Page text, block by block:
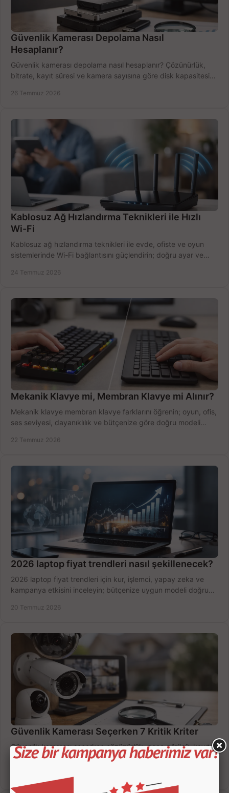
Güvenlik Kamerası Depolama Nasıl
Hesaplanır?
Güvenlik kamerası depolama nasıl hesaplanır? Çözünürlük,
bitrate, kayıt süresi ve kamera sayısına göre disk kapasitesini
26 Temmuz 2026
Kablosuz Ağ Hızlandırma Teknikleri ile Hızlı
Wi-Fi
Kablosuz ağ hızlandırma teknikleri ile evde, ofiste ve oyun
sistemlerinde Wi-Fi bağlantısını güçlendirin; doğru ayar ve
24 Temmuz 2026
Mekanik Klavye mi, Membran Klavye mi Alınır?
Mekanik klavye membran klavye farklarını öğrenin; oyun, ofis,
ses seviyesi, dayanıklılık ve bütçenize göre doğru modeli
22 Temmuz 2026
2026 laptop fiyat trendleri nasıl şekillenecek?
2026 laptop fiyat trendleri için kur, işlemci, yapay zeka ve
kampanya etkisini inceleyin; bütçenize uygun modeli doğru
20 Temmuz 2026
Güvenlik Kamerası Seçerken 7 Kritik Kriter
Güvenlik kamerası seçerken çözünürlük, gece görüşü, kayıt
süresi ve bağlantı tipini karşılaştırın; eviniz veya iş yeriniz için